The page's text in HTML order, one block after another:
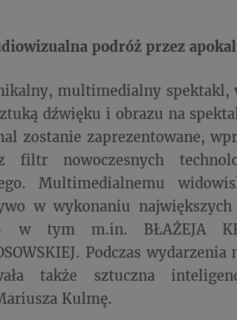
podróż przez
multimedialny spektakl,
dźwięku i obrazu na
zostanie zaprezentowane,
filtr nowoczesnych
Multimedialnemu
w wykonaniu
w tym m.in. BŁAŻEJA
Podczas
także sztuczna
Kulmę.